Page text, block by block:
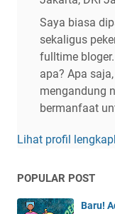
Saya biasa
sekaligus
fulltime
apa? Apa
mengandung
bermanfaat
Lihat profil
POPULAR POST
Baru!